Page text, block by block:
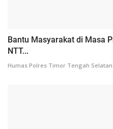
Bantu Masyarakat di Masa
NTT...
Humas Polres Timor Tengah Selatan